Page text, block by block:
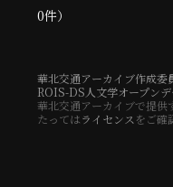
0件）
華北交通アーカイブ作成委
ROIS-DS人文学オープン
華北交通アーカイブで提供
たってはライセンス をご確